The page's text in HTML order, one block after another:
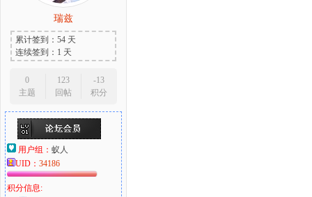
瑞兹
累计签到：54 天
连续签到：1 天
0
主题
123
回帖
-13
积分
用户组： 蚁人
UID： 34186
积分信息: